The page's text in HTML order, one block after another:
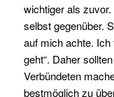
wichtiger als
selbst gegenüber.
auf mich achte.
geht“. Daher
Verbündeten
bestmöglich zu